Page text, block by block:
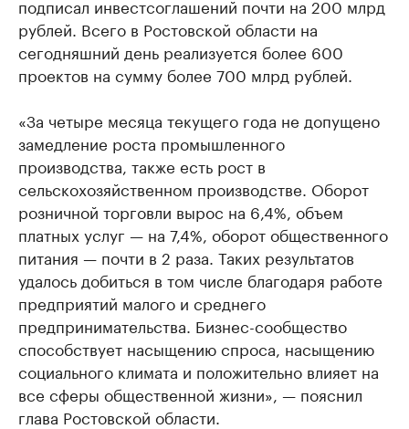
подписал инвестсоглашений почти на 200 млрд
рублей. Всего в Ростовской области на
сегодняшний день реализуется более 600
проектов на сумму более 700 млрд рублей.
«За четыре месяца текущего года не допущено
замедление роста промышленного
производства, также есть рост в
сельскохозяйственном производстве. Оборот
розничной торговли вырос на 6,4%, объем
платных услуг — на 7,4%, оборот общественного
питания — почти в 2 раза. Таких результатов
удалось добиться в том числе благодаря работе
предприятий малого и среднего
предпринимательства. Бизнес-сообщество
способствует насыщению спроса, насыщению
социального климата и положительно влияет на
все сферы общественной жизни», — пояснил
глава Ростовской области.